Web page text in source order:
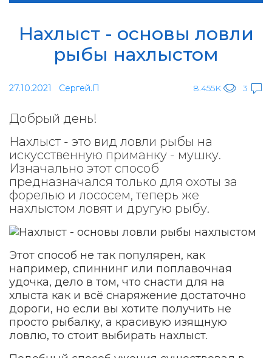
Нахлыст - основы ловли
рыбы нахлыстом
27.10.2021 Сергей.П 8.455K 3
Добрый день!
Нахлыст - это вид ловли рыбы на
искусственную приманку - мушку.
Изначально этот способ
предназначался только для охоты за
форелью и лососем, теперь же
нахлыстом ловят и другую рыбу.
Этот способ не так популярен, как
например, спиннинг или поплавочная
удочка, дело в том, что снасти для на
хлыста как и всё снаряжение достаточно
дороги, но если вы хотите получить не
просто рыбалку, а красивую изящную
ловлю, то стоит выбирать нахлыст.